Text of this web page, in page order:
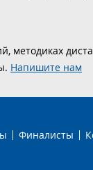
методиках
Напишите нам
Финалисты